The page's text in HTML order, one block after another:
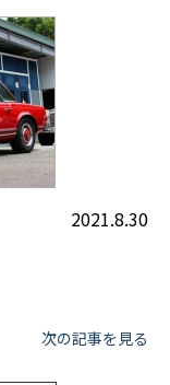
2021.8.30
次の記事を見る